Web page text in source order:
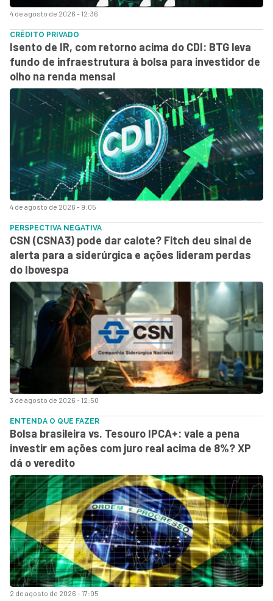
4 de agosto de 2026 - 12:36
4 de agosto de 2026 - 9:05
CRÉDITO PRIVADO
Isento de IR, com retorno acima do CDI: BTG leva
fundo de infraestrutura à bolsa para investidor de
olho na renda mensal
3 de agosto de 2026 - 12:50
PERSPECTIVA NEGATIVA
CSN (CSNA3) pode dar calote? Fitch deu sinal de
alerta para a siderúrgica e ações lideram perdas
do Ibovespa
2 de agosto de 2026 - 17:05
ENTENDA O QUE FAZER
Bolsa brasileira vs. Tesouro IPCA+: vale a pena
investir em ações com juro real acima de 8%? XP
dá o veredito